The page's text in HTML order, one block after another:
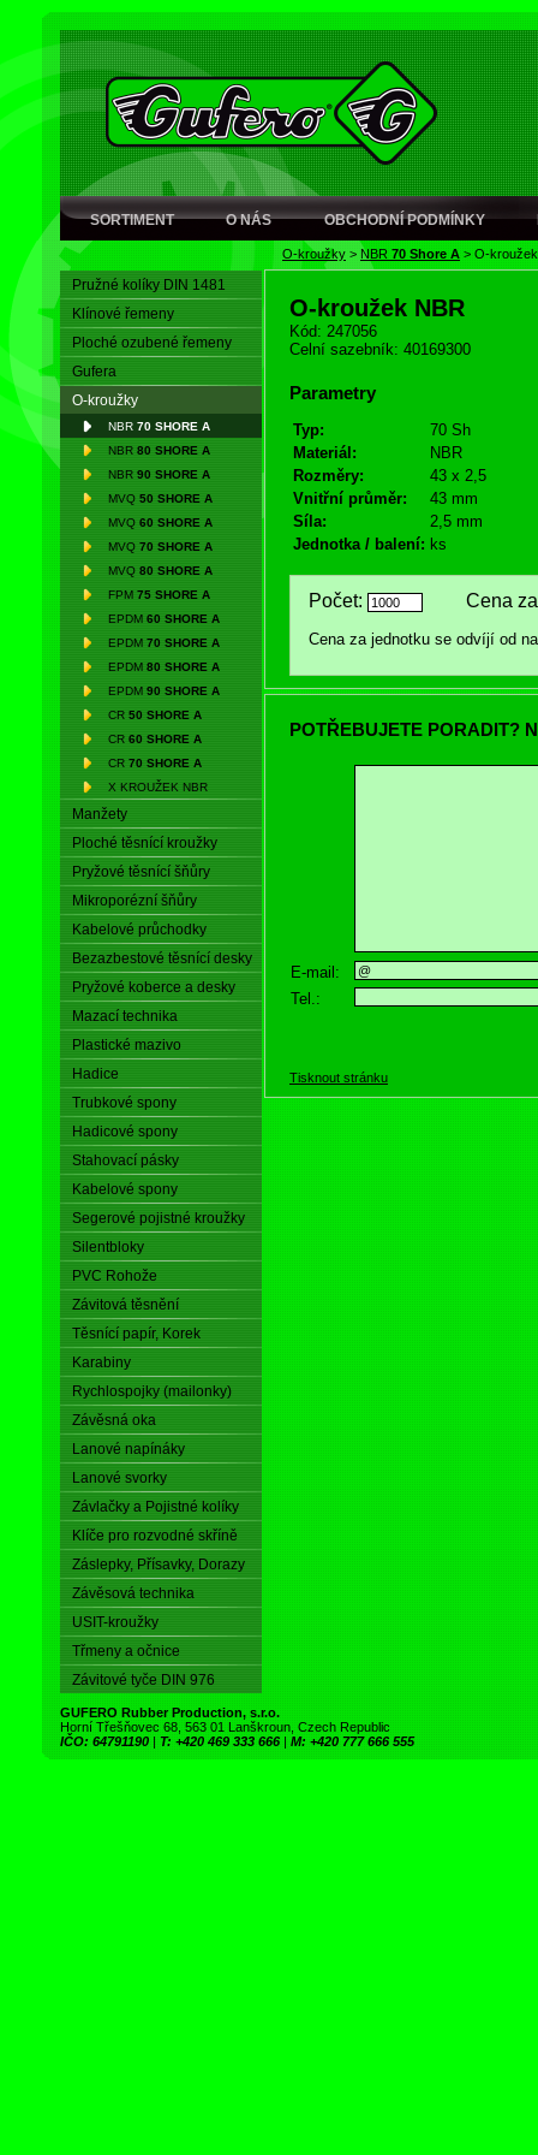
SORTIMENT O NÁS OBCHODNÍ PODMÍNKY
O-kroužky > NBR 70 Shore A > O-
Pružné kolíky DIN 1481
Klínové řemeny
Ploché ozubené řemeny
Gufera
O-kroužky
NBR 70 SHORE A
NBR 80 SHORE A
NBR 90 SHORE A
MVQ 50 SHORE A
MVQ 60 SHORE A
MVQ 70 SHORE A
MVQ 80 SHORE A
FPM 75 SHORE A
EPDM 60 SHORE A
EPDM 70 SHORE A
EPDM 80 SHORE A
EPDM 90 SHORE A
CR 50 SHORE A
CR 60 SHORE A
CR 70 SHORE A
X KROUŽEK NBR
Manžety
Ploché těsnící kroužky
Pryžové těsnící šňůry
Mikroporézní šňůry
Kabelové průchodky
Bezazbestové těsnící desky
Pryžové koberce a desky
Mazací technika
Plastické mazivo
Hadice
Trubkové spony
Hadicové spony
Stahovací pásky
Kabelové spony
Segerové pojistné kroužky
Silentbloky
PVC Rohože
Závitová těsnění
Těsnící papír, Korek
Karabiny
Rychlospojky (mailonky)
Závěsná oka
Lanové napínáky
Lanové svorky
Závlačky a Pojistné kolíky
Klíče pro rozvodné skříně
Záslepky, Přísavky, Dorazy
Závěsová technika
USIT-kroužky
Třmeny a očnice
Závitové tyče DIN 976
O-kroužek NBR
Kód: 247056
Celní sazebník: 40169300
Parametry
Typ:
70 Sh
Materiál:
NBR
Rozměry:
43 x 2,5
Vnitřní průměr:
43 mm
Síla:
2,5 mm
Jednotka / balení: ks
Počet: Cena za
Cena za jednotku se odvíjí od
POTŘEBUJETE PORADIT?
E-mail:
Tel.:
Tisknout stránku
GUFERO Rubber Production, s.r.o.
Horní Třešňovec 68, 563 01 Lanškroun, Czech Republic
IČO: 64791190 | T: +420 469 333 666 | M: +420 777 666 555